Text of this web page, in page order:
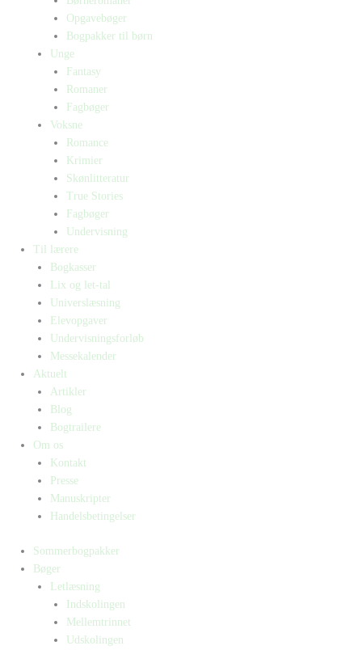
Opgavebøger
Bogpakker til børn
Unge
Fantasy
Romaner
Fagbøger
Voksne
Romance
Krimier
Skønlitteratur
True Stories
Fagbøger
Undervisning
Til lærere
Bogkasser
Lix og let-tal
Universlæsning
Elevopgaver
Undervisningsforløb
Messekalender
Aktuelt
Artikler
Blog
Bogtrailere
Om os
Kontakt
Presse
Manuskripter
Handelsbetingelser
Sommerbogpakker
Bøger
Letlæsning
Indskolingen
Mellemtrinnet
Udskolingen